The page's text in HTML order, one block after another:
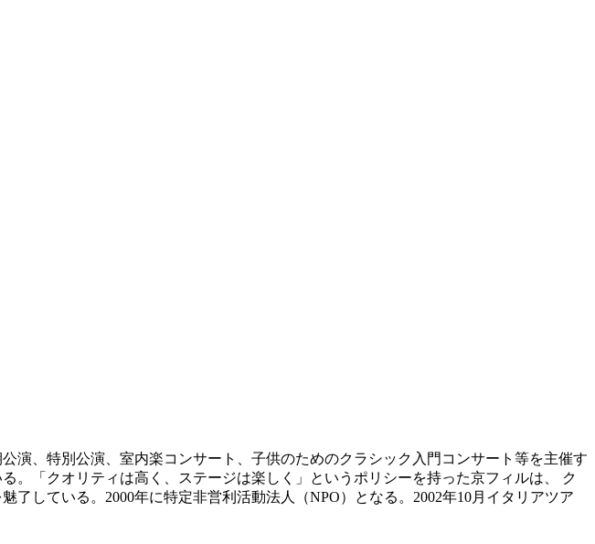
演、特別公演、室内楽コンサート、子供のためのクラシック入門コンサート等を主催す
。「クオリティは高く、ステージは楽しく」というポリシーを持った京フィルは、 ク
している。2000年に特定非営利活動法人（NPO）となる。2002年10月イタリアツア